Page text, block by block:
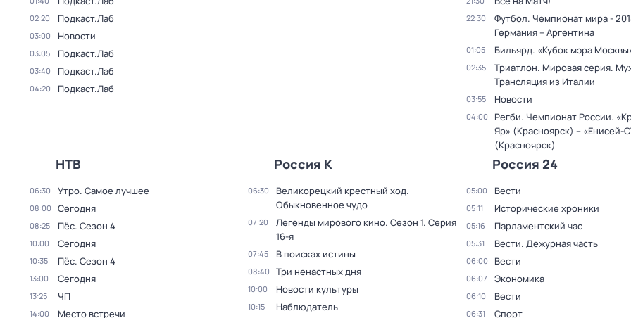
02:20 Подкаст.Лаб
03:00 Новости
03:05 Подкаст.Лаб
03:40 Подкаст.Лаб
04:20 Подкаст.Лаб
22:30
Футбол. Чемпионат мира -
Германия – Аргентина
01:05 Бильярд. «Кубок мэра
02:35
Триатлон. Мировая серия.
Трансляция из Италии
03:55 Новости
04:00
Регби. Чемпионат России.
Яр» (Красноярск) – «Енисей-
(Красноярск)
НТВ
06:30 Утро. Самое лучшее
08:00 Сегодня
08:25 Пёс. Сезон 4
10:00 Сегодня
10:35 Пёс. Сезон 4
13:00 Сегодня
13:25 ЧП
14:00 Место встречи
Россия К
06:30
Великорецкий крестный ход.
Обыкновенное чудо
07:20 Легенды мирового кино. Сезон 1. Серия
16-я
07:45 В поисках истины
08:40 Три ненастных дня
10:00 Новости культуры
10:15 Наблюдатель
Россия 24
05:00 Вести
05:11 Исторические хроники
05:16 Парламентский час
05:31 Вести. Дежурная часть
06:00 Вести
06:07 Экономика
06:10 Вести
06:31 Спорт